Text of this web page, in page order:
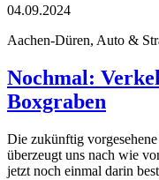
04.09.2024
Aachen-Düren, Auto &
Nochmal:
Boxgraben
Die zukünftig
überzeugt uns nach wie
jetzt noch einmal darin